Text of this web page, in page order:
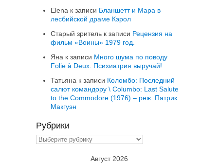
Elena к записи Бланшетт и Мара в
лесбийской драме Кэрол
Старый зритель к записи Рецензия на
фильм «Воины» 1979 год.
Яна к записи Много шума по поводу
Folie à Deux. Психиатрия выручай!
Татьяна к записи Коломбо: Последний
салют командору \ Columbo: Last Salute
to the Commodore (1976) – реж. Патрик
Макгуэн
Рубрики
Рубрики
Август 2026